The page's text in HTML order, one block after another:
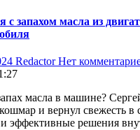
с запахом масла из
RedactorНет
масла в машине?
и вернул свежесть в
эффективные решения